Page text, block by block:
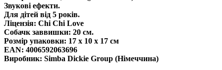
Звукові ефекти.
Для дітей від 5 років.
Ліцензія: Chi Chi Love
Собачк заввишки: 20 см.
Розмір упаковки: 17 х 10 х 17 см
EAN: 4006592063696
Виробник: Simba Dickie Group (Німеччина)